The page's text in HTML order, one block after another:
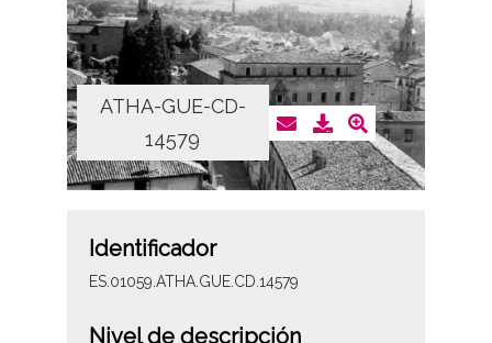
ATHA-GUE-CD-
14579
Identificador
ES.01059.ATHA.GUE.CD.14579
Nivel de descripción